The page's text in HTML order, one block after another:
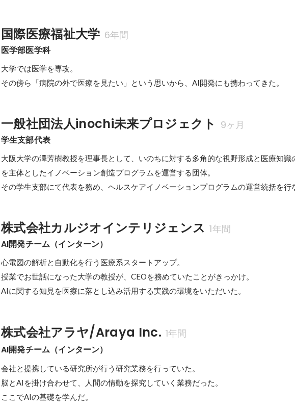
国際医療福祉大学 6年間
医学部医学科
大学では医学を専攻。
一般社団法人inochi未来プロジェクト 9ヶ月
学生支部代表
大阪大学の澤芳樹教授を理事長として、いのちに対する多角的な視野形成と医療知識
を主体としたイノベーション創造プログラムを運営する団体。
その学生支部にて代表を務め、ヘルスケアイノベーションプログラムの運営統括を行
株式会社カルジオインテリジェンス 1年間
AI開発チーム（インターン）
心電図の解析と自動化を行う医療系スタートアップ。
授業でお世話になった大学の教授が、CEOを務めていたことがきっかけ。
AIに関する知見を医療に落とし込み活用する実践の環境をいただいた。
株式会社アラヤ/Araya Inc. 1年間
AI開発チーム（インターン）
会社と提携している研究所が行う研究業務を行っていた。
脳とAIを掛け合わせて、人間の情動を探究していく業務だった。
ここでAIの基礎を学んだ。